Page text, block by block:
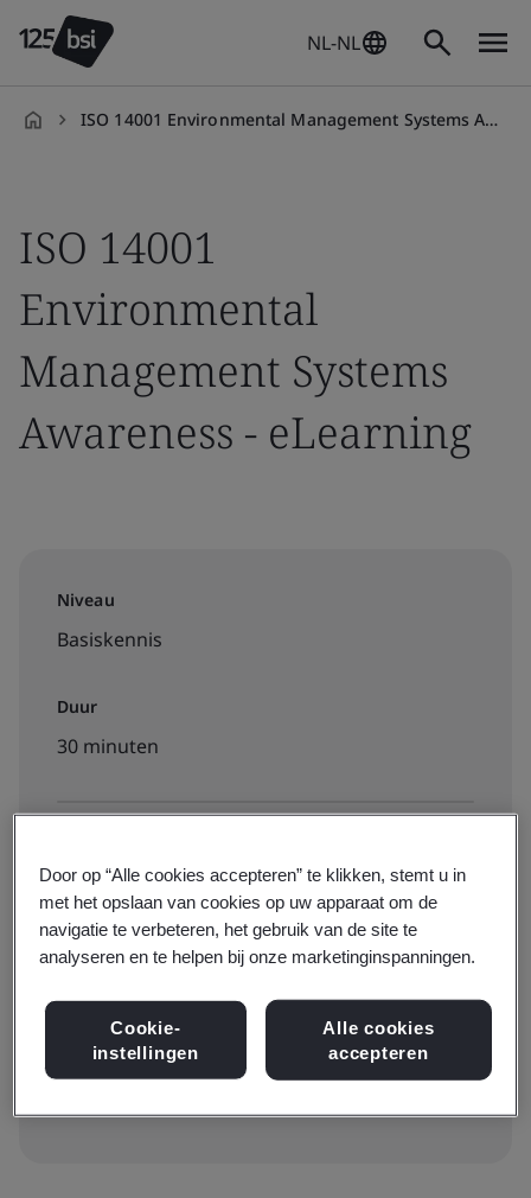
NL-NL
ISO 14001 Environmental Management Systems Awareness On-demand
ISO 14001
Environmental
Management Systems
Awareness - eLearning
Niveau
Basiskennis
Duur
30 minuten
On-demand elearning
Book now
Door op “Alle cookies accepteren” te klikken, stemt u in
met het opslaan van cookies op uw apparaat om de
navigatie te verbeteren, het gebruik van de site te
analyseren en te helpen bij onze marketinginspanningen.
Cookie-
instellingen
Alle cookies
accepteren